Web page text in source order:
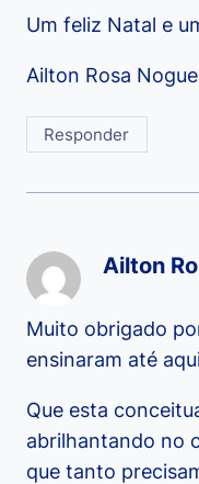
Um feliz Natal e
Ailton Rosa
Responder
Ailton
Muito obrigado
ensinaram até
Que esta
abrilhantando no
que tanto